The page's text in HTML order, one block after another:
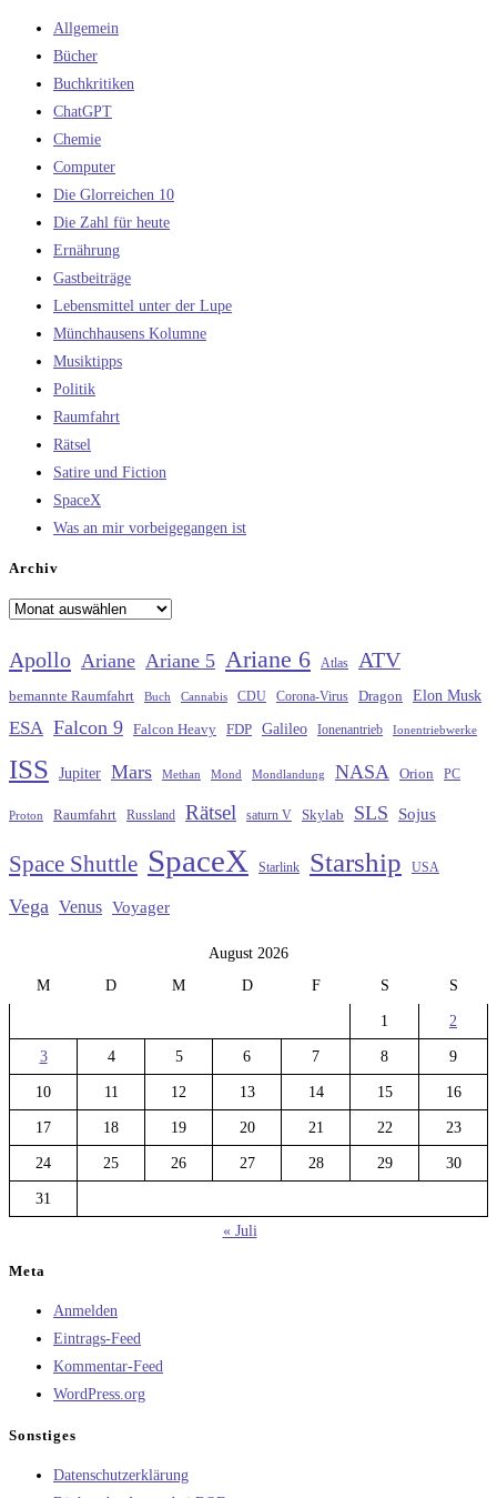
Allgemein
Bücher
Buchkritiken
ChatGPT
Chemie
Computer
Die Glorreichen 10
Die Zahl für heute
Ernährung
Gastbeiträge
Lebensmittel unter der Lupe
Münchhausens Kolumne
Musiktipps
Politik
Raumfahrt
Rätsel
Satire und Fiction
SpaceX
Was an mir vorbeigegangen ist
Archiv
Archiv
Apollo Ariane Ariane 5 Ariane 6 Atlas ATV
bemannte Raumfahrt Buch Cannabis CDU Corona-Virus Dragon Elon Musk
ESA Falcon 9 Falcon Heavy FDP Galileo Ionenantrieb Ionentriebwerke
ISS Jupiter Mars Methan Mond Mondlandung NASA Orion PC
Proton Raumfahrt Russland Rätsel saturn V Skylab SLS Sojus
Space Shuttle SpaceX Starlink Starship USA
Vega Venus Voyager
August 2026
M
D M D F S S
1 2
3 4 5 6 7 8 9
10 11 12 13 14 15 16
17 18 19 20 21 22 23
24 25 26 27 28 29 30
31
« Juli
Meta
Anmelden
Eintrags-Feed
Kommentar-Feed
WordPress.org
Sonstiges
Datenschutzerklärung